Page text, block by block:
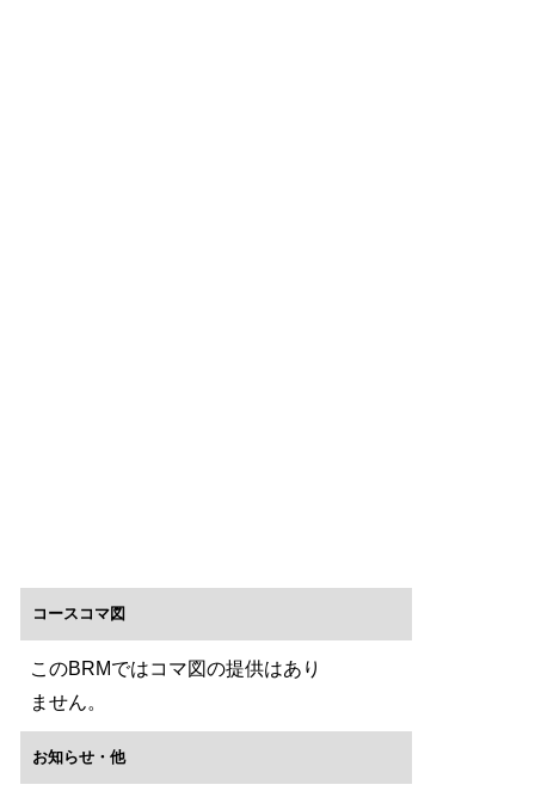
コースコマ図
このBRMではコマ図の提供はあり
ません。
お知らせ・他